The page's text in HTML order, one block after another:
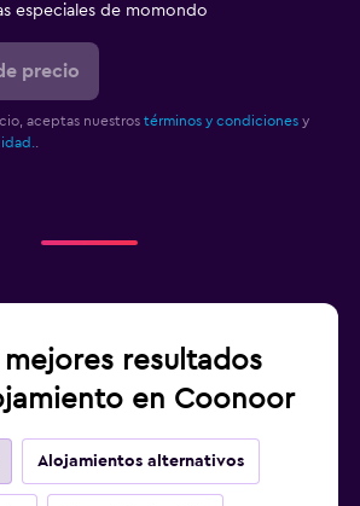
especiales de momondo
precio
aceptas nuestros términos y condiciones y
mejores resultados
en Coonoor
Alojamientos alternativos